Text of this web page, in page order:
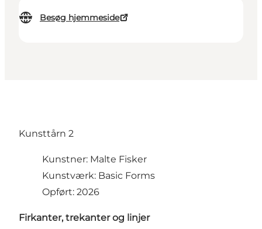
Besøg hjemmeside
Kunsttårn 2
Kunstner: Malte Fisker
Kunstværk: Basic Forms
Opført: 2026
Firkanter, trekanter og linjer